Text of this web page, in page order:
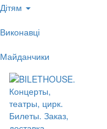
Дітям
Виконавці
Майданчики